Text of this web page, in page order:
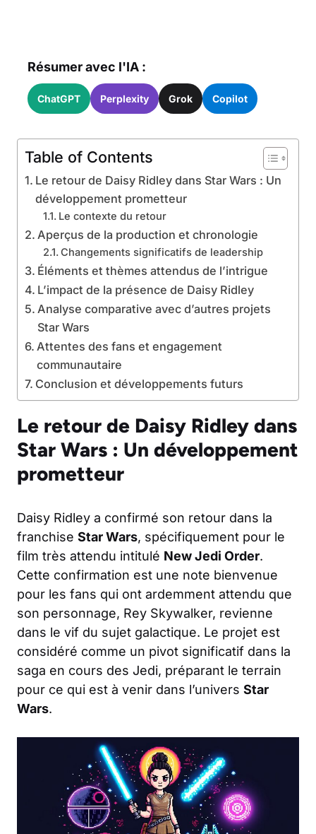
Résumer avec l'IA :
ChatGPT Perplexity Grok Copilot
Table of Contents
Le retour de Daisy Ridley dans Star Wars : Un
développement prometteur
Le contexte du retour
Aperçus de la production et chronologie
Changements significatifs de leadership
Éléments et thèmes attendus de l’intrigue
L’impact de la présence de Daisy Ridley
Analyse comparative avec d’autres projets
Star Wars
Attentes des fans et engagement
communautaire
Conclusion et développements futurs
Le retour de Daisy Ridley dans
Star Wars : Un développement
prometteur
Daisy Ridley a confirmé son retour dans la
franchise Star Wars, spécifiquement pour le
film très attendu intitulé New Jedi Order.
Cette confirmation est une note bienvenue
pour les fans qui ont ardemment attendu que
son personnage, Rey Skywalker, revienne
dans le vif du sujet galactique. Le projet est
considéré comme un pivot significatif dans la
saga en cours des Jedi, préparant le terrain
pour ce qui est à venir dans l’univers Star
Wars.